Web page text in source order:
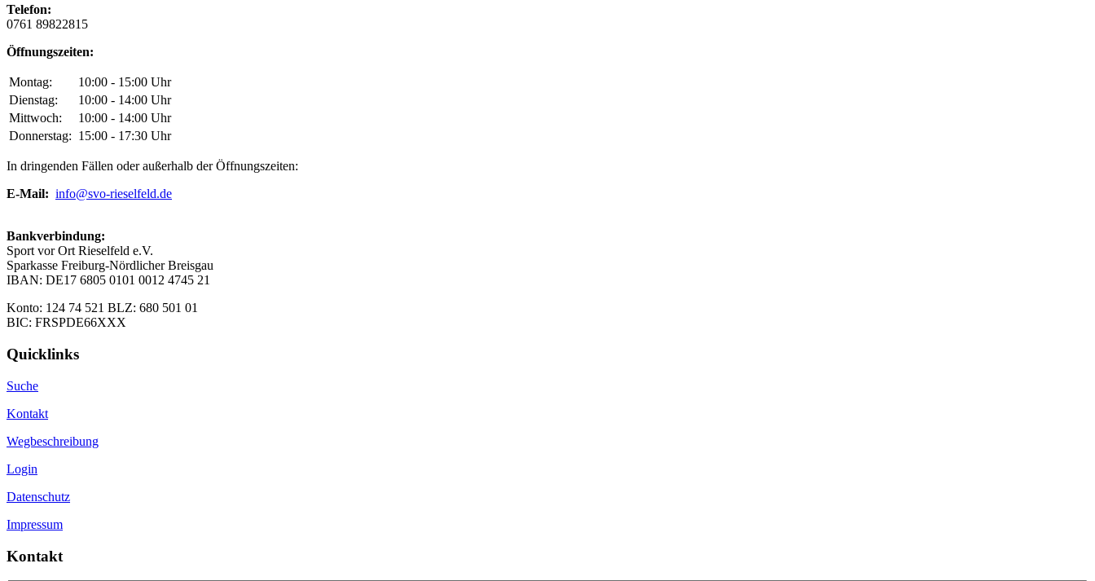
Telefon:
0761 89822815
Öffnungszeiten:
Montag:
10:00 - 15:00 Uhr
Dienstag:
10:00 - 14:00 Uhr
Mittwoch:
10:00 - 14:00 Uhr
Donnerstag: 15:00 - 17:30 Uhr
In dringenden Fällen oder außerhalb der Öffnungszeiten:
E-Mail: info@svo-rieselfeld.de
Bankverbindung:
Sport vor Ort Rieselfeld e.V.
Sparkasse Freiburg-Nördlicher Breisgau
IBAN: DE17 6805 0101 0012 4745 21
Konto: 124 74 521 BLZ: 680 501 01
BIC: FRSPDE66XXX
Quicklinks
Suche
Kontakt
Wegbeschreibung
Login
Datenschutz
Impressum
Kontakt